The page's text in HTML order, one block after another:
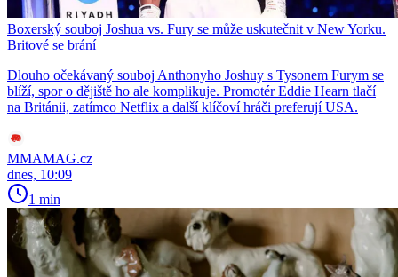
Boxerský souboj Joshua vs. Fury se může uskutečnit v New Yorku.
Britové se brání
Dlouho očekávaný souboj Anthonyho Joshuy s Tysonem Furym se
blíží, spor o dějiště ho ale komplikuje. Promotér Eddie Hearn tlačí
na Británii, zatímco Netflix a další klíčoví hráči preferují USA.
MMAMAG.cz
dnes, 10:09
1 min